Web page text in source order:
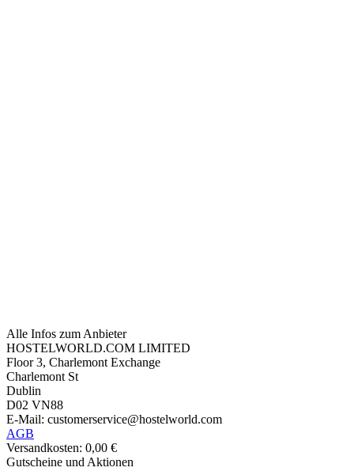
Alle Infos zum Anbieter
HOSTELWORLD.COM LIMITED
Floor 3, Charlemont Exchange
Charlemont St
Dublin
D02 VN88
E-Mail: customerservice@hostelworld.com
AGB
Versandkosten: 0,00 €
Gutscheine und Aktionen